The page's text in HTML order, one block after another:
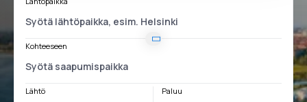
Kohteeseen
Lähtö Paluu